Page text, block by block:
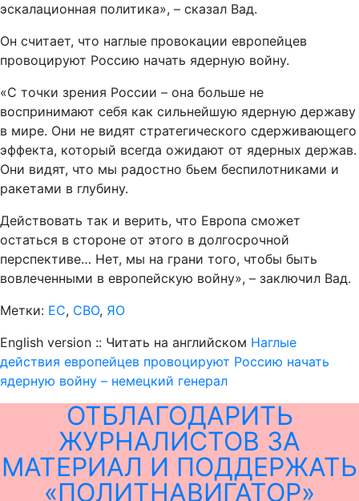
эскалационная политика», – сказал Вад.
Он считает, что наглые провокации европейцев
провоцируют Россию начать ядерную войну.
«С точки зрения России – она больше не
воспринимают себя как сильнейшую ядерную державу
в мире. Они не видят стратегического сдерживающего
эффекта, который всегда ожидают от ядерных держав.
Они видят, что мы радостно бьем беспилотниками и
ракетами в глубину.
Действовать так и верить, что Европа сможет
остаться в стороне от этого в долгосрочной
перспективе… Нет, мы на грани того, чтобы быть
вовлеченными в европейскую войну», – заключил Вад.
Метки: ЕС, СВО, ЯО
English version :: Читать на английском Наглые
действия европейцев провоцируют Россию начать
ядерную войну – немецкий генерал
ОТБЛАГОДАРИТЬ
ЖУРНАЛИСТОВ ЗА
МАТЕРИАЛ И ПОДДЕРЖАТЬ
«ПОЛИТНАВИГАТОР»